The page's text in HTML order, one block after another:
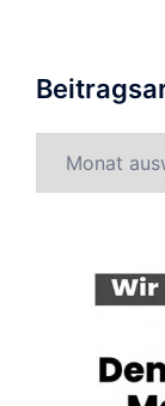
nach